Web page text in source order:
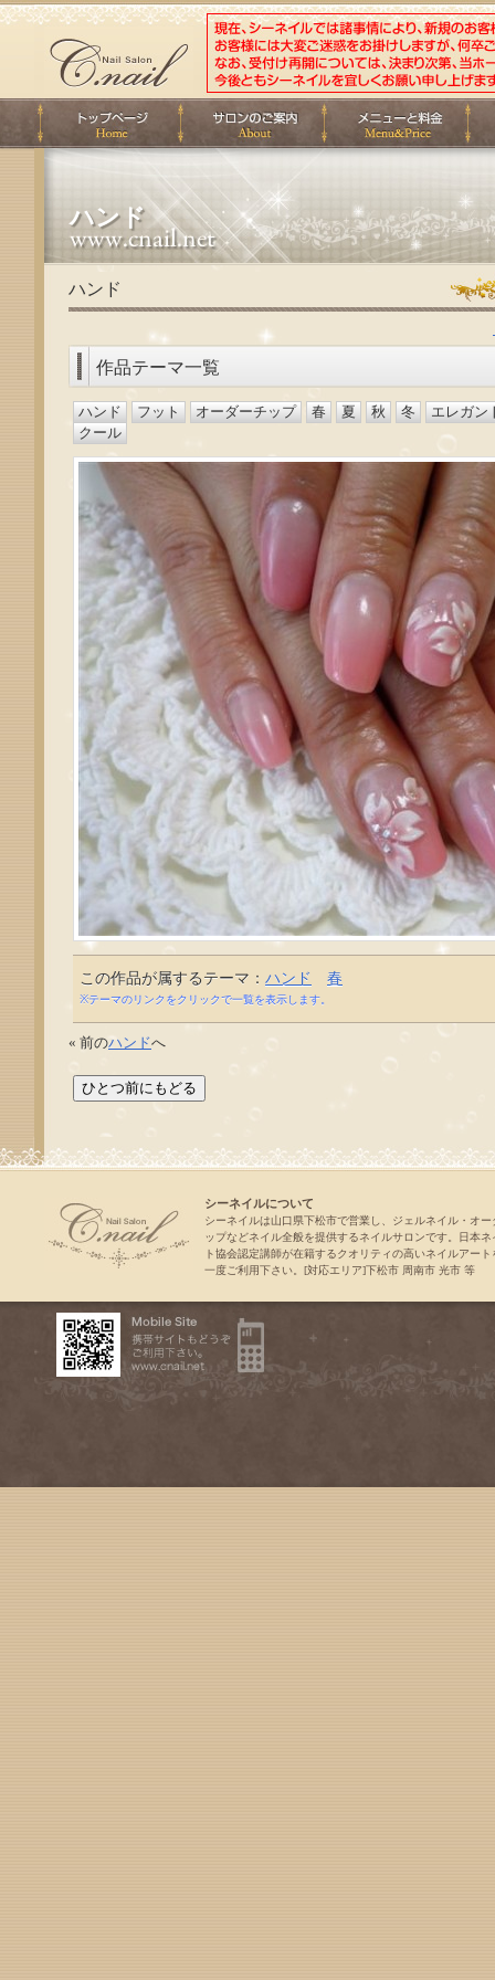
ハンド
ハンド
作品テーマ一覧
ハンド フット オーダーチップ 春 夏 秋 冬
エレガン
クール
この作品が属するテーマ： ハンド 春
※テーマのリンクをクリックで一覧を表示します。
« 前のハンドへ
シーネイルについて
シーネイルは山口県下松市で営業し、ジェルネイル・オー
ップなどネイル全般を提供するネイルサロンです。日本ネ
ト協会認定講師が在籍するクオリティの高いネイルアート
一度ご利用下さい。[対応エリア]下松市 周南市 光市 等